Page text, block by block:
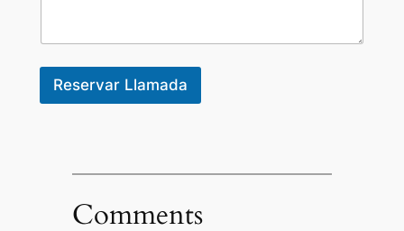
Reservar Llamada
Comments